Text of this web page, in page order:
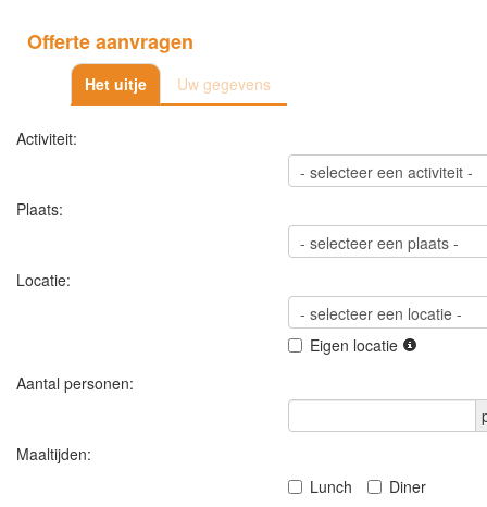
Offerte aanvragen
Het uitje Uw gegevens
Activiteit:
Plaats:
Locatie:
Eigen locatie
Aantal personen:
Maaltijden:
Lunch
Diner